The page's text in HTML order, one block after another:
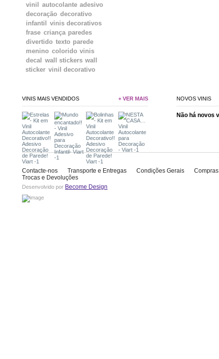
vinil
autocolante adesivo
decoração decorativo
infantil
vinis decorativos
frase criança paredes
divertido texto parede
menino colorido vinis
decal wall stickers wall
sticker vinil decorativo
VINIS MAIS VENDIDOS + VER MAIS NOVOS VINIS
Não há novos
Contacte-nos Transporte e Entregas Condições Gerais
Trocas e Devoluções
Desenvolvido por Become Design